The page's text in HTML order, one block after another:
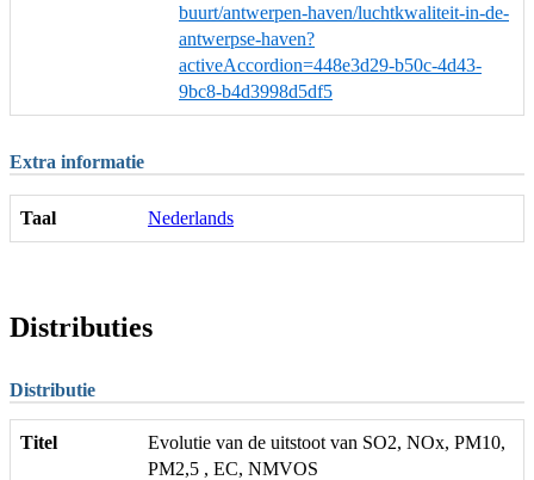
buurt/antwerpen-haven/luchtkwaliteit-in-de-
antwerpse-haven?
activeAccordion=448e3d29-b50c-4d43-
9bc8-b4d3998d5df5
Extra informatie
Taal Nederlands
Distributies
Distributie
Titel
Evolutie van de uitstoot van SO2, NOx, PM10,
PM2,5 , EC, NMVOS